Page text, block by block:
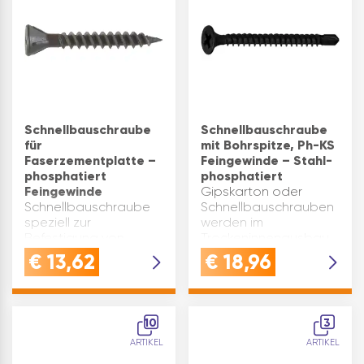
Trockenbauschrauben
mit starker Haltekraft…
auf
Holzunterkonstruk…
Schnellbauschraube
für
Faserzementplatte –
phosphatiert
Feingewinde
Schnellbauschraube
speziell zur
Faserzementplatten
(wie z.B. Fermacell) auf
Faserzementplatten
€ 13,62
Schnellbauschraube
mit Bohrspitze, Ph-KS
Feingewinde – Stahl-
phosphatiert
Gipskarton oder
Schnellbauschrauben
werden im
verwendet. Antrieb: PH
2 d1(mm): 3,5 d2(mm): 8
€ 18,96
10
ARTIKEL
3
ARTIKEL